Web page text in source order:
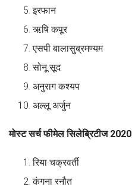
इरफान
ऋषि कपूर
एसपी बालासुब्रमण्यम
सोनू सूद
अनुराग कश्यप
अल्लू अर्जुन
मोस्ट सर्च फीमेल सिलेब्रिटीज 2020
रिया चक्रवर्ती
कंगना रनौत